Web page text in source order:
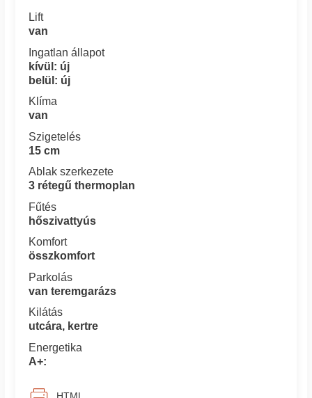
Lift
van
Ingatlan állapot
kívül: új
belül: új
Klíma
van
Szigetelés
15 cm
Ablak szerkezete
3 rétegű thermoplan
Fűtés
hőszivattyús
Komfort
összkomfort
Parkolás
van teremgarázs
Kilátás
utcára, kertre
Energetika
A+: